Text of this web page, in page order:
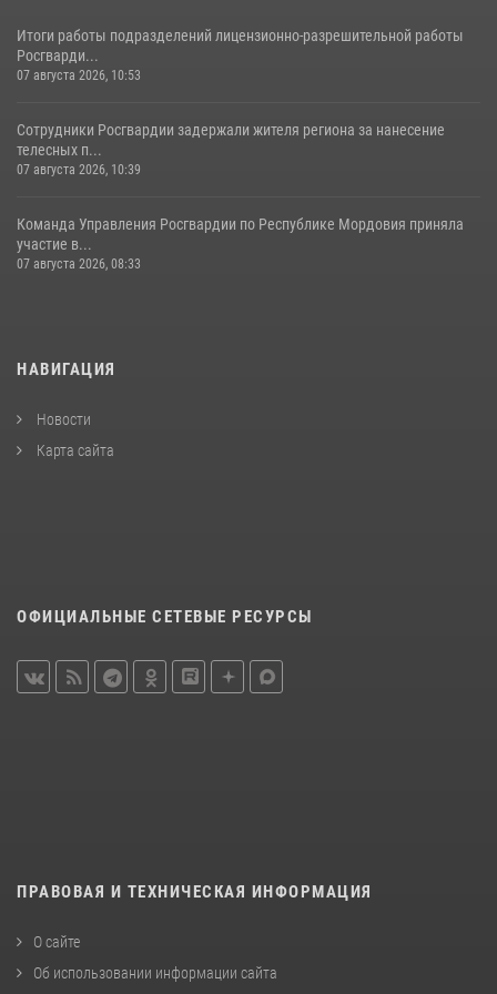
Итоги работы подразделений лицензионно-разрешительной работы
Росгварди...
07 августа 2026, 10:53
Сотрудники Росгвардии задержали жителя региона за нанесение
телесных п...
07 августа 2026, 10:39
Команда Управления Росгвардии по Республике Мордовия приняла
участие в...
07 августа 2026, 08:33
НАВИГАЦИЯ
Новости
Карта сайта
ОФИЦИАЛЬНЫЕ СЕТЕВЫЕ РЕСУРСЫ
ПРАВОВАЯ И ТЕХНИЧЕСКАЯ ИНФОРМАЦИЯ
О сайте
Об использовании информации сайта